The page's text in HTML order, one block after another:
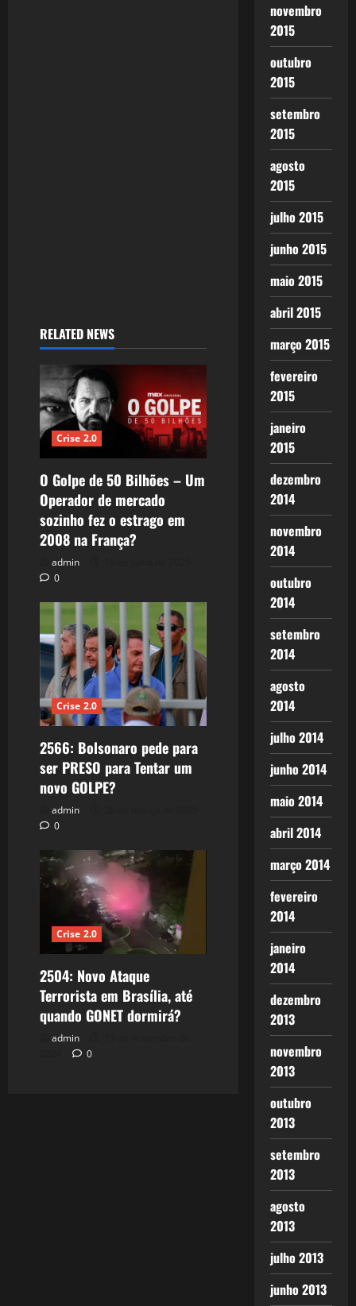
RELATED NEWS
Crise 2.0
O Golpe de 50 Bilhões – Um
Operador de mercado
sozinho fez o estrago em
2008 na França?
admin
0
Crise 2.0
2566: Bolsonaro pede para
ser PRESO para Tentar um
novo GOLPE?
admin
0
Crise 2.0
2504: Novo Ataque
Terrorista em Brasília, até
quando GONET dormirá?
admin
0
novembro
2015
outubro
2015
setembro
2015
agosto
2015
julho 2015
junho 2015
maio 2015
abril 2015
março 2015
fevereiro
2015
janeiro
2015
dezembro
2014
novembro
2014
outubro
2014
setembro
2014
agosto
2014
julho 2014
junho 2014
maio 2014
abril 2014
março 2014
fevereiro
2014
janeiro
2014
dezembro
2013
novembro
2013
outubro
2013
setembro
2013
agosto
2013
julho 2013
junho 2013